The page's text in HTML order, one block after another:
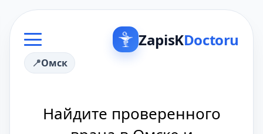
ZapisKDoctoru
Омск
Найдите проверенного